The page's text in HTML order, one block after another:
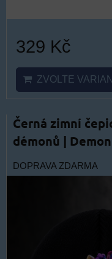
329 Kč
ZVOLTE
Černá zimní
démonů |
DOPRAVA ZDARMA